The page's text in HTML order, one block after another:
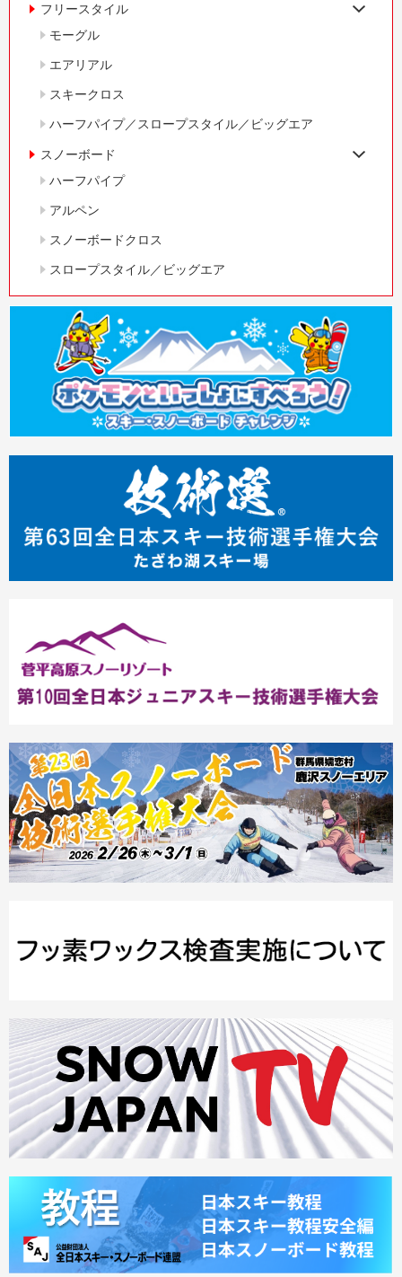
フリースタイル
モーグル
エアリアル
スキークロス
ハーフパイプ／スロープスタイル／ビッグエア
スノーボード
ハーフパイプ
アルペン
スノーボードクロス
スロープスタイル／ビッグエア